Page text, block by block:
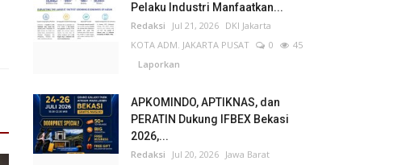
Pelaku Industri Manfaatkan...
Redaksi Jul 21, 2026 DKI Jakarta
KOTA ADM. JAKARTA PUSAT
0
45
Laporkan
APKOMINDO, APTIKNAS, dan
PERATIN Dukung IFBEX Bekasi
2026,...
Redaksi Jul 20, 2026 Jawa Barat